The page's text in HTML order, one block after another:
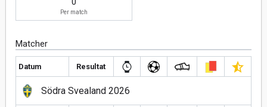
Per match
Matcher
Datum Resultat
Södra Svealand 2026